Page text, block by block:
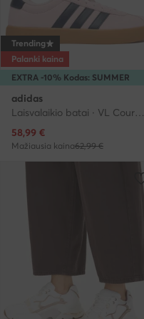
EXTRA -10% Kodas: SUMMER
Trending
Palanki kaina
adidas
Laisvalaikio batai · VL Court · Rožinė
Dabartinė kaina
58,99 €
Mažiausia kaina62,99 €